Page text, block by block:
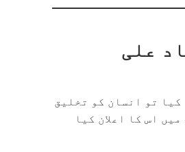
علی
تو انسان کو تخلیق
اس کا اعلان کیا